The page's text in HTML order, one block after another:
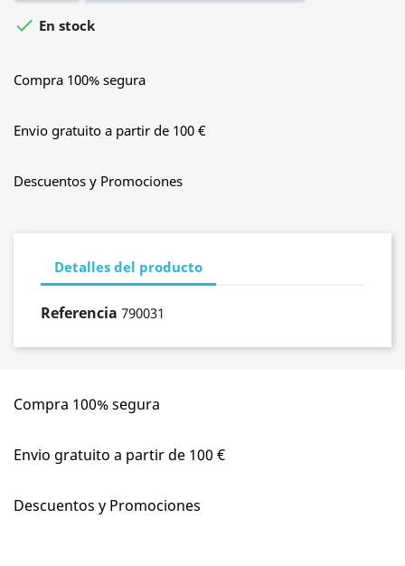
 En stock
Compra 100% segura
Envio gratuito a partir de 100 €
Descuentos y Promociones
Detalles del producto
Referencia 790031
Compra 100% segura
Envio gratuito a partir de 100 €
Descuentos y Promociones